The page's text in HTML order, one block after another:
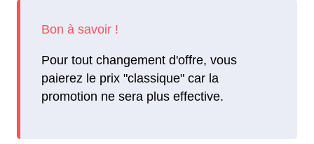
Pour tout changement d'offre, vous
paierez le prix "classique" car la
promotion ne sera plus effective.